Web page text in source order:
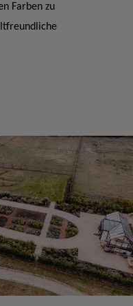
Farben zu